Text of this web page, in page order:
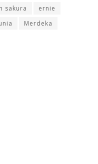
sakura
ernie
Merdeka